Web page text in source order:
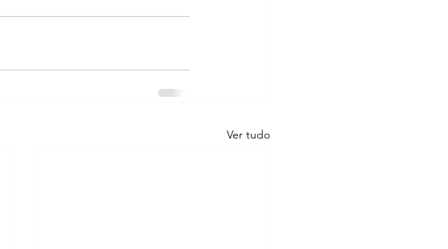
Ver tudo